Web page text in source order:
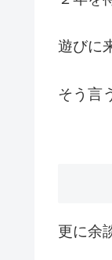
遊びに
そう言
更に余